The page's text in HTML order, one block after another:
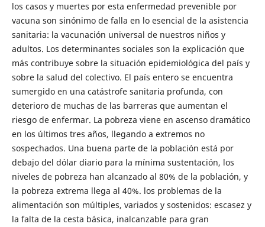
los casos y muertes por esta enfermedad prevenible por
vacuna son sinónimo de falla en lo esencial de la asistencia
sanitaria: la vacunación universal de nuestros niños y
adultos. Los determinantes sociales son la explicación que
más contribuye sobre la situación epidemiológica del país y
sobre la salud del colectivo. El país entero se encuentra
sumergido en una catástrofe sanitaria profunda, con
deterioro de muchas de las barreras que aumentan el
riesgo de enfermar. La pobreza viene en ascenso dramático
en los últimos tres años, llegando a extremos no
sospechados. Una buena parte de la población está por
debajo del dólar diario para la mínima sustentación, los
niveles de pobreza han alcanzado al 80% de la población, y
la pobreza extrema llega al 40%. los problemas de la
alimentación son múltiples, variados y sostenidos: escasez y
la falta de la cesta básica, inalcanzable para gran